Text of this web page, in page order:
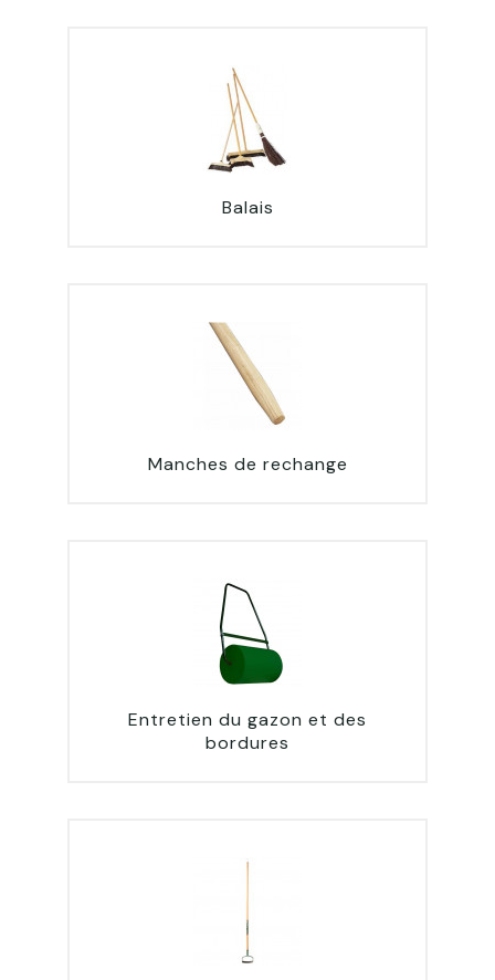
Balais
Manches de rechange
Entretien du gazon et des
bordures